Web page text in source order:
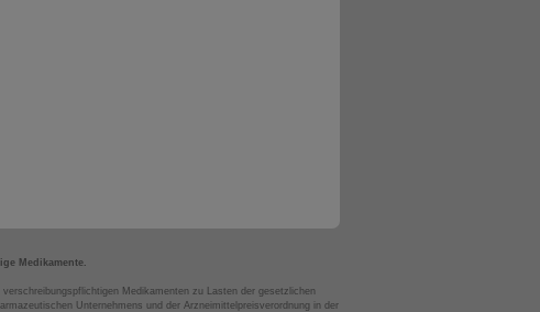
Medikamente.
Medikamenten zu Lasten der gesetzlichen
Unternehmens und der Arzneimittelpreisverordnung in der